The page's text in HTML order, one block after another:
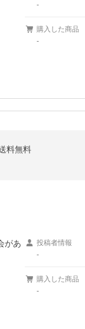
-
購入した商品
-
料無料
があ
投稿者情報
-
購入した商品
-